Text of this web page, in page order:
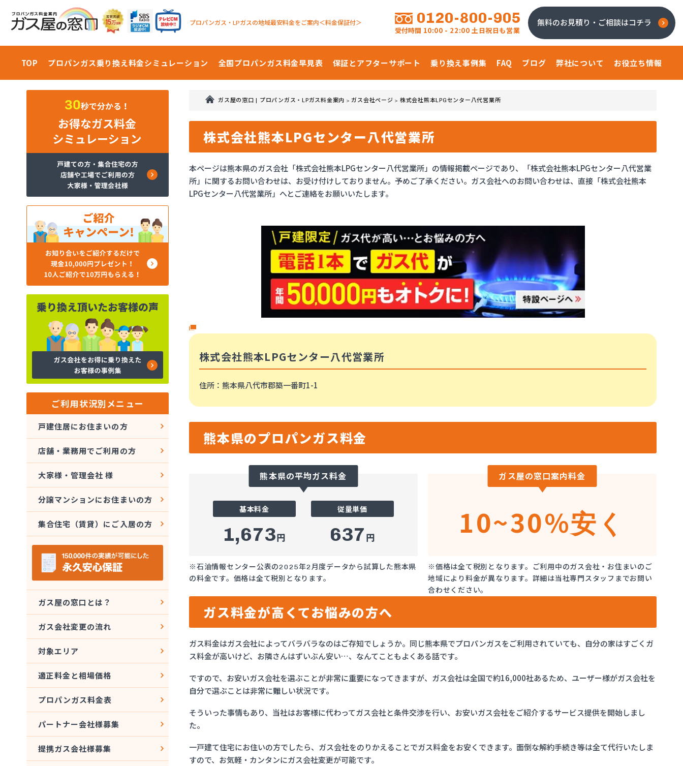
プロパンガス・LPガスの地域最安料金をご案内＜料金保証付＞ 0120-800-905
受付時間 10:00 - 22:00 土日祝日も営業
無料のお見積り・ご相談はコチラ
TOP プロパンガス乗り換え料金シミュレーション 全国プロパンガス料金早見表 保証とアフターサポート 乗り換え事例集 FAQ ブログ 弊社について お役立ち情報
ガス屋の窓口 | プロパンガス・LPガス料金案内 >ガス会社ページ > 株式会社熊本LPGセンター八代営業所
株式会社熊本LPGセンター八代営業所
本ページは熊本県のガス会社「株式会社熊本LPGセンター八代営業所」の情報掲載ページであり、「株式会社熊本LPGセンター八代営業
所」に関するお問い合わせは、お受け付けしておりません。予めご了承ください。ガス会社へのお問い合わせは、直接「株式会社熊本
LPGセンター八代営業所」へとご連絡をお願いいたします。
株式会社熊本LPGセンター八代営業所
住所 ：熊本県八代市郡築一番町1-1
熊本県のプロパンガス料金
熊本県の平均ガス料金
基本料金
1,673円
従量単価
637 円
※石油情報センター公表の2025年2月度データから試算した熊本県
の料金です。価格は全て税別となります。
ガス屋の窓口案内料金
10~30%安く
※価格は全て税別となります。ご利用中のガス会社・お住まいのご
地域により料金が異なります。詳細は当社専門スタッフまでお問い
合わせください。
ガス料金が高くてお悩みの方へ
ガス料金はガス会社によってバラバラなのはご存知でしょうか。同じ熊本県でプロパンガスをご利用されていても、自分の家はすごくガ
ス料金が高いけど、お隣さんはずいぶん安い…、なんてこともよくある話です。
ですので、お安いガス会社を選ぶことが非常に重要になってきますが、ガス会社は全国で約16,000社あるため、ユーザー様がガス会社を
自分で選ぶことは非常に難しい状況です。
そういった事情もあり、当社はお客様に代わってガス会社と条件交渉を行い、お安いガス会社をご紹介するサービス提供を開始しまし
た。
一戸建て住宅にお住いの方でしたら、ガス会社をのりかえることでガス料金をお安くできます。面倒な解約手続き等は全て代行いたしま
すので、お気軽・カンタンにガス会社変更が可能です。
ご利用状況別メニュー
戸建住居にお住まいの方
店舗・業務用でご利用の方
大家様・管理会社 様
分譲マンションにお住まいの方
集合住宅（賃貸）にご入居の方
ガス屋の窓口とは？
ガス会社変更の流れ
対象エリア
適正料金と相場価格
プロパンガス料金表
パートナー会社様募集
提携ガス会社様募集